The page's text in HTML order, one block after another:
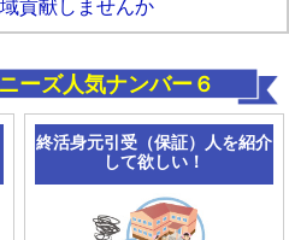
ーズ人気ナンバー６
終活身元引受（保証）人を紹介
して欲しい！